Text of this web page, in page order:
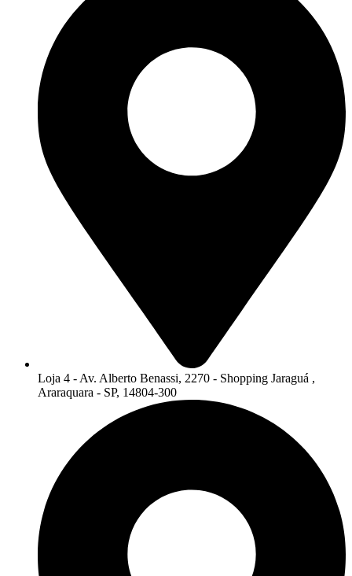
Loja 4 - Av. Alberto Benassi, 2270 - Shopping Jaraguá ,
Araraquara - SP, 14804-300